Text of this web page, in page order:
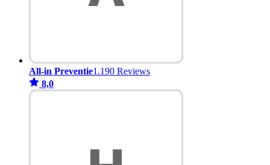
All-in Preventie1.190 Reviews
8,0